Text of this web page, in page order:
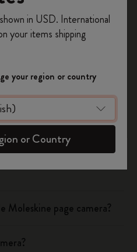
funziona l'app page
Moleskine page camera?
sul tuo primo ordine
WELCOME10.
per avere accesso
e tanta ispirazione.
in USD. International
your items shipping
your region or country
or Country